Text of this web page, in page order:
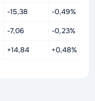
-15,38 -0,49%
-7,06 -0,23%
+14,84 +0,48%